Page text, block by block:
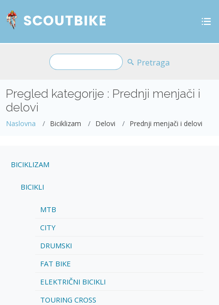
SCOUTBIKE
Pretraga
Pregled kategorije : Prednji menjači i
delovi
Naslovna Biciklizam Delovi Prednji menjači i delovi
BICIKLIZAM
BICIKLI
MTB
CITY
DRUMSKI
FAT BIKE
ELEKTRIČNI BICIKLI
TOURING CROSS